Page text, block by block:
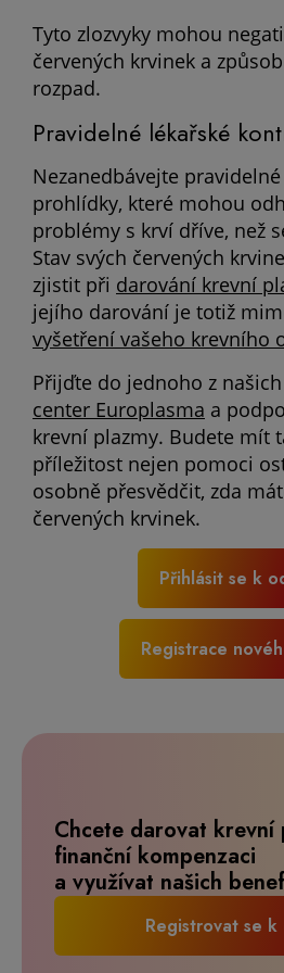
Tyto zlozvyky mohou
červených krvinek a
rozpad.
Pravidelné lékařské
Nezanedbávejte
prohlídky, které mohou
problémy s krví dříve, než
Stav svých červených
zjistit při darování krevní
jejího darování je totiž
vyšetření vašeho krevního
Přijďte do jednoho z našich
center Europlasma a
krevní plazmy. Budete mít
příležitost nejen pomoci
osobně přesvědčit, zda
červených krvinek.
Přihlásit se k
Registrace
Chcete darovat krevní
finanční kompenzaci
a využívat našich
Registrovat se k